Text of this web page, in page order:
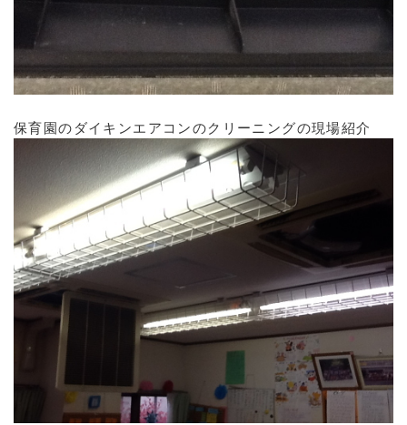
保育園のダイキンエアコンのクリーニングの現場紹介